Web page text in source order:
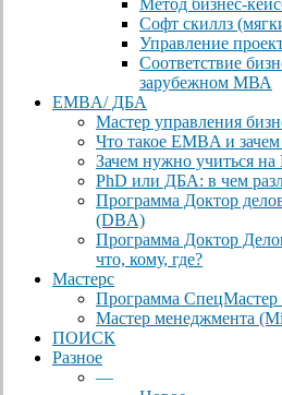
Софт скиллз
Управление
Соответствие
зарубежном МВА
EMBA/ ДБA
Мастер управления
Что такое EMBA и
Зачем нужно учиться
PhD или ДБА: в чем
Программа Доктор
(DBА)
Программа Доктор
что, кому, где?
Мастерс
Программа СпецМастер
Мастер менеджмента
ПОИСК
Разное
—